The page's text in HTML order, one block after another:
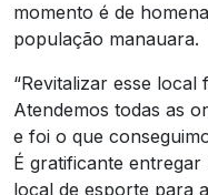
momento é de
população manauara.
“Revitalizar esse local
Atendemos todas as
e foi o que
É gratificante
local de esporte para